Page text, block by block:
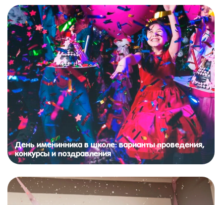
День именинника в школе: варианты проведения,
конкурсы и поздравления